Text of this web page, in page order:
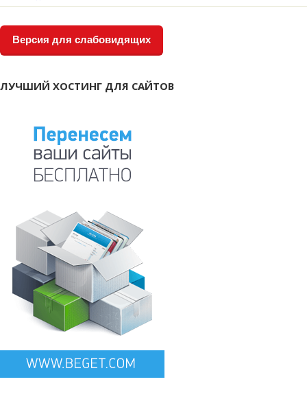
Версия для слабовидящих
ЛУЧШИЙ ХОСТИНГ ДЛЯ САЙТОВ